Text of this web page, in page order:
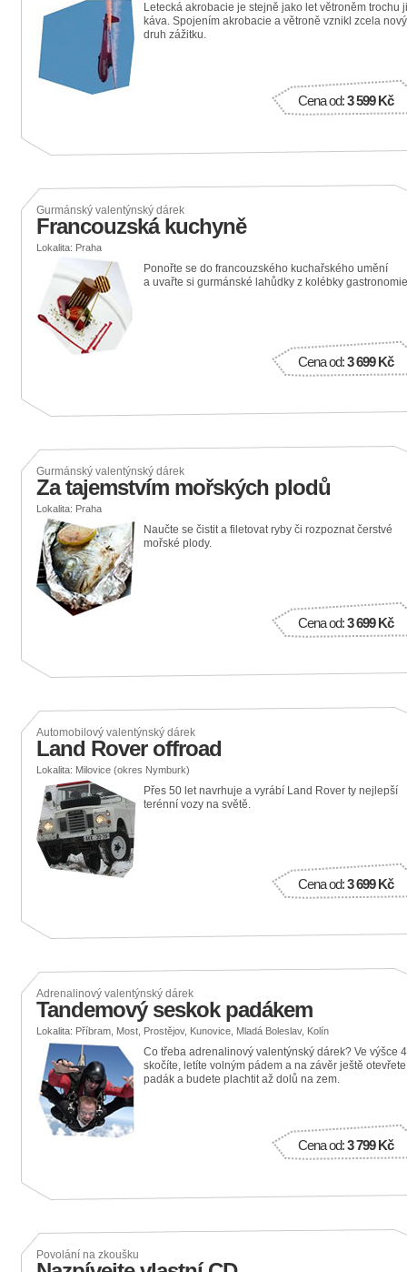
Letecká akrobacie je stejně jako let větroněm trochu
káva. Spojením akrobacie a větroně vznikl zcela nový
druh zážitku.
Cena od:3 599 Kč
Gurmánský valentýnský dárek
Francouzská kuchyně
Lokalita: Praha
Ponořte se do francouzského kuchařského umění
a uvařte si gurmánské lahůdky z kolébky
Cena od:3 699 Kč
Gurmánský valentýnský dárek
Za tajemstvím mořských plodů
Lokalita: Praha
Naučte se čistit a filetovat ryby či rozpoznat čerstvé
mořské plody.
Cena od:3 699 Kč
Automobilový valentýnský dárek
Land Rover offroad
Lokalita: Milovice (okres Nymburk)
Přes 50 let navrhuje a vyrábí Land Rover ty nejlepší
terénní vozy na světě.
Cena od:3 699 Kč
Adrenalinový valentýnský dárek
Tandemový seskok padákem
Lokalita: Příbram, Most, Prostějov, Kunovice, Mladá Boleslav, Kolín
Co třeba adrenalinový valentýnský dárek? Ve výšce
skočíte, letíte volným pádem a na závěr ještě otevřete
padák a budete plachtit až dolů na zem.
Cena od:3 799 Kč
Povolání na zkoušku